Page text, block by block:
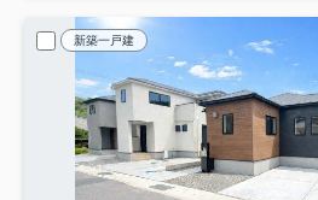
新築一戸建